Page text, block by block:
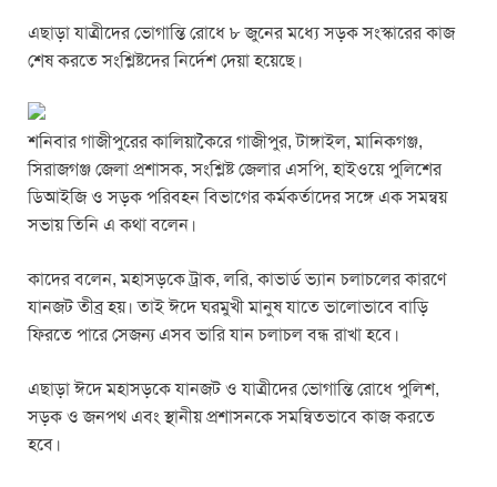
o
o
p
p
g
er
এছাড়া যাত্রীদের ভোগান্তি রোধে ৮ জুনের মধ্যে সড়ক সংস্কারের কাজ
শেষ করতে সংশ্লিষ্টদের নির্দেশ দেয়া হয়েছে।
শনিবার গাজীপুরের কালিয়াকৈরে গাজীপুর, টাঙ্গাইল, মানিকগঞ্জ,
সিরাজগঞ্জ জেলা প্রশাসক, সংশ্লিষ্ট জেলার এসপি, হাইওয়ে পুলিশের
ডিআইজি ও সড়ক পরিবহন বিভাগের কর্মকর্তাদের সঙ্গে এক সমন্বয়
সভায় তিনি এ কথা বলেন।
কাদের বলেন, মহাসড়কে ট্রাক, লরি, কাভার্ড ভ্যান চলাচলের কারণে
যানজট তীব্র হয়। তাই ঈদে ঘরমুখী মানুষ যাতে ভালোভাবে বাড়ি
ফিরতে পারে সেজন্য এসব ভারি যান চলাচল বন্ধ রাখা হবে।
এছাড়া ঈদে মহাসড়কে যানজট ও যাত্রীদের ভোগান্তি রোধে পুলিশ,
সড়ক ও জনপথ এবং স্থানীয় প্রশাসনকে সমন্বিতভাবে কাজ করতে
হবে।